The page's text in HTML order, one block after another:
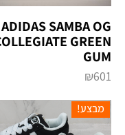
‏ADIDAS SAMBA OG
GREEN
GUM
₪601
מבצע!